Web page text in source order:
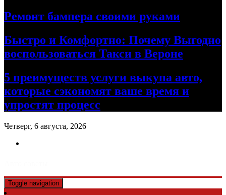
Ремонт бампера своими руками
Быстро и Комфортно: Почему Выгодно
воспользоваться Такси в Вероне
5 преимуществ услуги выкупа авто,
которые сэкономят ваше время и
упростят процесс
Четверг, 6 августа, 2026
Toggle navigation